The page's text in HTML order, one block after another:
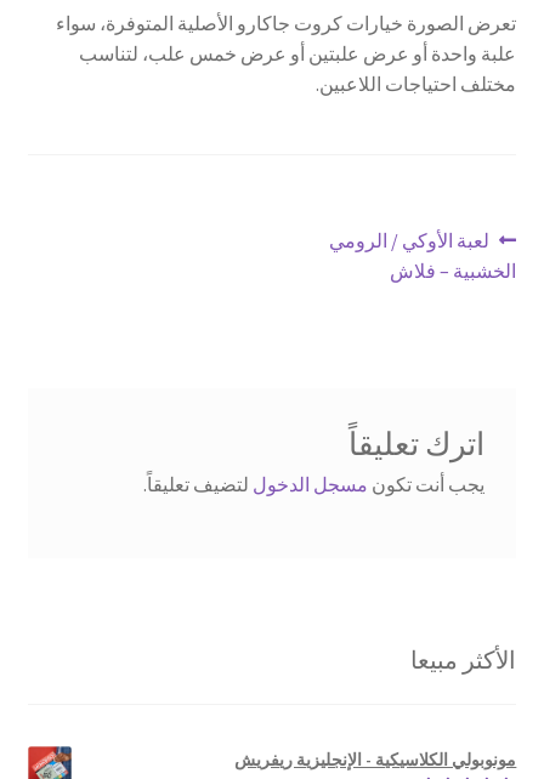
تعرض الصورة خيارات كروت جاكارو الأصلية المتوفرة، سواء
علبة واحدة أو عرض علبتين أو عرض خمس علب، لتناسب
مختلف احتياجات اللاعبين.
تصفّح
المقالات
Previous
post:
لعبة الأوكي / الرومي
الخشبية – فلاش
اترك تعليقاً
يجب أنت تكون مسجل الدخول لتضيف تعليقاً.
الأكثر مبيعا
مونوبولي الكلاسيكية - الإنجليزية ريفريش